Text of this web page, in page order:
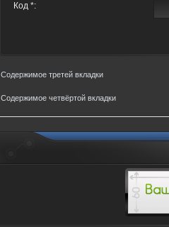
Код *:
Содержимое третей вкладки
Содержимое четвёртой вкладки